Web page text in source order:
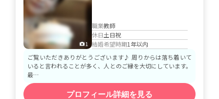
1
職業教師
休日土日祝
結婚希望時期1年以内
ご覧いただきありがとうございます♪ 周りからは落ち着いて
いると言われることが多く、人とのご縁を大切にしています。
最…
プロフィール詳細を見る